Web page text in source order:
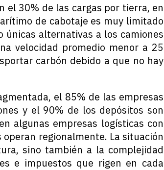
el 30% de las cargas por tierra, en
de cabotaje es muy limitado
únicas alternativas a los camiones
velocidad promedio menor a 25
carbón debido a que no hay
el 85% de las empresas
y el 90% de los depósitos son
algunas empresas logísticas con
regionalmente. La situación
sino también a la complejidad
e impuestos que rigen en cada